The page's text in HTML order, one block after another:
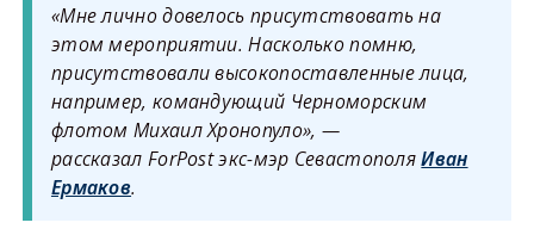
«Мне лично довелось присутствовать на
этом мероприятии. Насколько помню,
присутствовали высокопоставленные лица,
например, командующий Черноморским
флотом Михаил Хронопуло», —
рассказал ForPost экс-мэр СевастополяИван
Ермаков.